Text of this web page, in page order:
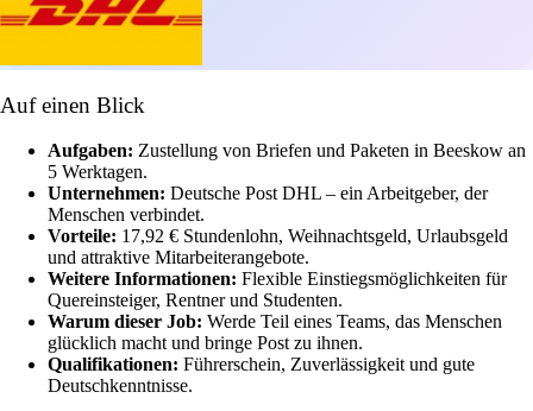
Auf einen Blick
Aufgaben: Zustellung von Briefen und Paketen in Beeskow an
5 Werktagen.
Unternehmen: Deutsche Post DHL – ein Arbeitgeber, der
Menschen verbindet.
Vorteile: 17,92 € Stundenlohn, Weihnachtsgeld, Urlaubsgeld
und attraktive Mitarbeiterangebote.
Weitere Informationen: Flexible Einstiegsmöglichkeiten für
Quereinsteiger, Rentner und Studenten.
Warum dieser Job: Werde Teil eines Teams, das Menschen
glücklich macht und bringe Post zu ihnen.
Qualifikationen: Führerschein, Zuverlässigkeit und gute
Deutschkenntnisse.